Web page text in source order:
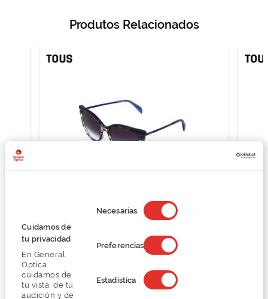
Cuidamos de
tu privacidad
En General
Optica
cuidamos de
tu vista, de tu
audición y de
de
consentimiento
Necesarias
Preferencias
Estadística
Produtos Relacionados
Tous STOA94
93,00 €
155,00 €